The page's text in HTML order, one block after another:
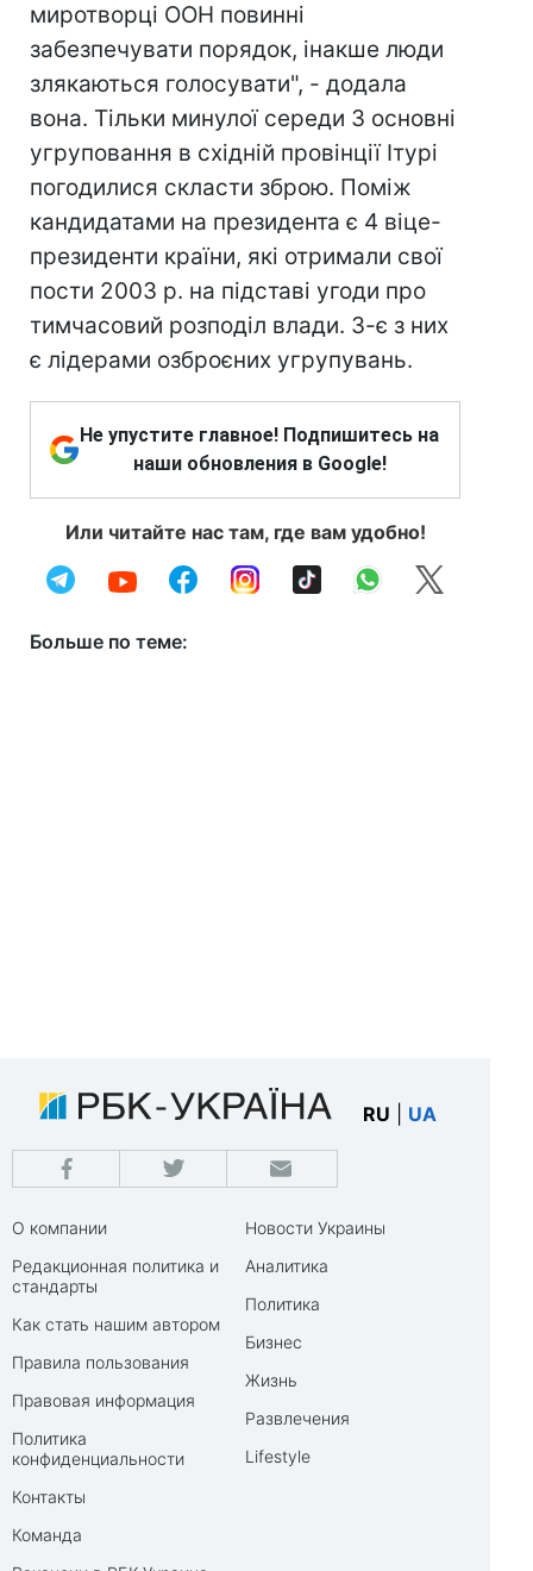
миротворці ООН повинні
забезпечувати порядок, інакше люди
злякаються голосувати", - додала
вона. Тільки минулої середи 3 основні
угруповання в східній провінції Ітурі
погодилися скласти зброю. Поміж
кандидатами на президента є 4 віце-
президенти країни, які отримали свої
пости 2003 р. на підставі угоди про
тимчасовий розподіл влади. 3-є з них
є лідерами озброєних угрупувань.
Не упустите главное! Подпишитесь на
наши обновления в Google!
Или читайте нас там, где вам удобно!
Больше по теме:
RU UA
О компании
Редакционная политика и
стандарты
Как стать нашим автором
Правила пользования
Правовая информация
Политика
конфиденциальности
Контакты
Команда
Новости Украины
Аналитика
Политика
Бизнес
Жизнь
Развлечения
Lifestyle